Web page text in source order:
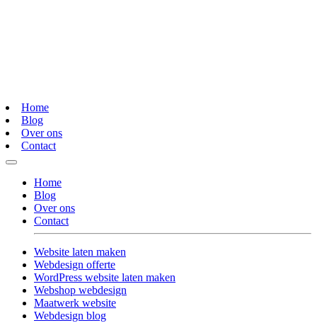
Home
Blog
Over ons
Contact
Home
Blog
Over ons
Contact
Website laten maken
Webdesign offerte
WordPress website laten maken
Webshop webdesign
Maatwerk website
Webdesign blog